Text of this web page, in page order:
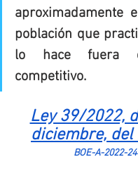
aproximadamente
población que
lo hace fuera
competitivo.
Ley 39/2022,
diciembre, del
BOE-A-2022-